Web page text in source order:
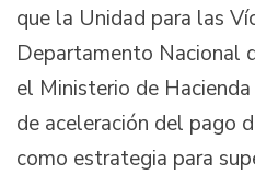
que la Unidad para las
Departamento Nacional
el Ministerio de
de aceleración del pago
como estrategia para